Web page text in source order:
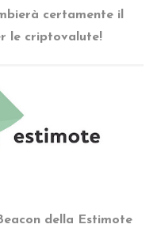
certamente il
le criptovalute!
della Estimote